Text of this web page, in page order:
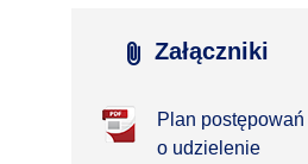
attach_file Załączniki
Plan postępowań
o udzielenie